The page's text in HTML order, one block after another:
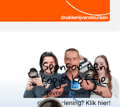
Sponsor een
kopje koffie
Tevreden over onze
dienstverlening? Klik hier!